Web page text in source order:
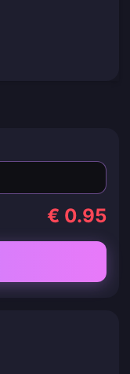
€ 0.95